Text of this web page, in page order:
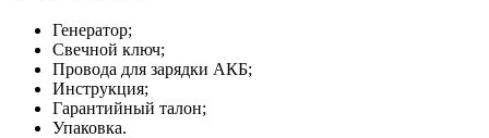
Генератор;
Свечной ключ;
Провода для зарядки АКБ;
Инструкция;
Гарантийный талон;
Упаковка.